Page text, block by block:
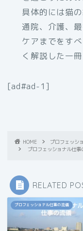
具体的には猫
通院、介護、
ケアまでをす
く解説した一冊
[ad#ad-1]
HOME
プロフェッシ
プロフェッショナル仕
RELATED
プロフェッショナル仕事の流儀